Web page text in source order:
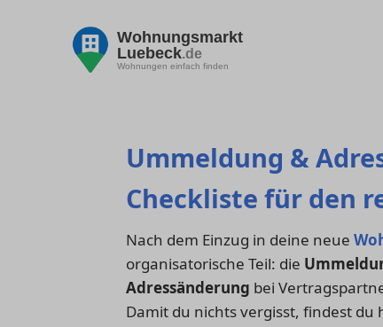
Wohnungsmarkt
Luebeck.de
Wohnungen einfach finden
Ummeldung &
Checkliste für den
Nach dem Einzug in deine neue
organisatorische Teil: die
Adressänderung bei
Damit du nichts vergisst, findest